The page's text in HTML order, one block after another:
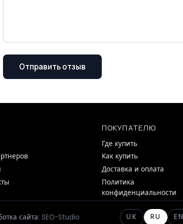
Отправить отзыв
ПОКУПАТЕЛЮ
Где купить
Как купить
Доставка и оплата
Политика
конфиденциальности
сайта: SEO-Studio UK RU EN